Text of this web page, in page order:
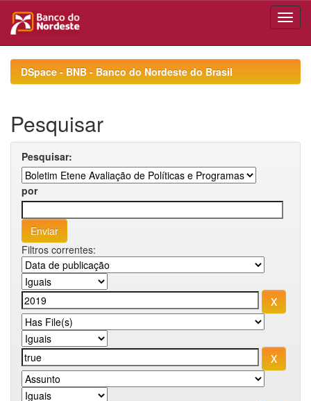
navigationDSpace - BNB - Banco do Nordeste do Brasil
Pesquisar
Pesquisar:
por
Filtros correntes: